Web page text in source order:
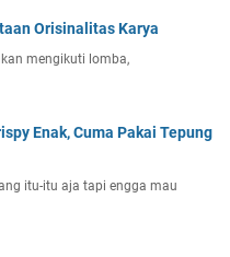
Orisinalitas Karya
mengikuti lomba,
Enak, Cuma Pakai Tepung
itu-itu aja tapi engga mau